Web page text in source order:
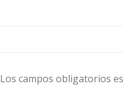
Los campos obligatorios